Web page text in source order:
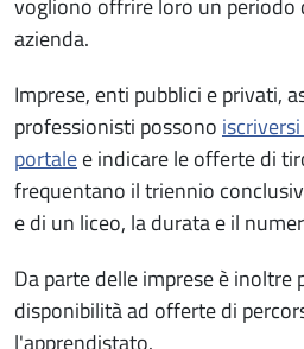
azienda.
Imprese, enti pubblici e privati,
professionisti possono
portalee indicare le offerte di
frequentano il triennio
e di un liceo, la durata e il
Da parte delle imprese è inoltre
disponibilità ad offerte di
l'apprendistato.